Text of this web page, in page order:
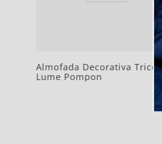
Almofada Decorativa Tricot
Lume Pompon